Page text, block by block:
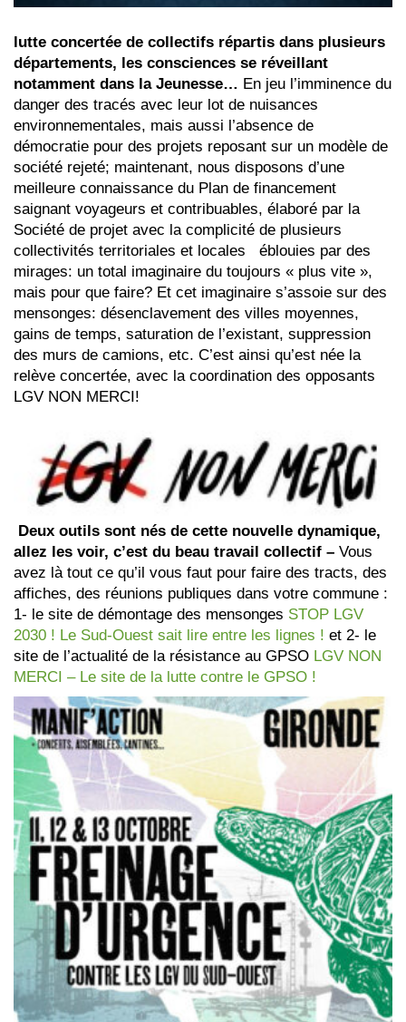
lutte concertée de collectifs répartis dans plusieurs
départements, les consciences se réveillant
notamment dans la Jeunesse… En jeu l’imminence du
danger des tracés avec leur lot de nuisances
environnementales, mais aussi l’absence de
démocratie pour des projets reposant sur un modèle de
société rejeté; maintenant, nous disposons d’une
meilleure connaissance du Plan de financement
saignant voyageurs et contribuables, élaboré par la
Société de projet avec la complicité de plusieurs
collectivités territoriales et locales éblouies par des
mirages: un total imaginaire du toujours « plus vite »,
mais pour que faire? Et cet imaginaire s’assoie sur des
mensonges: désenclavement des villes moyennes,
gains de temps, saturation de l’existant, suppression
des murs de camions, etc. C’est ainsi qu’est née la
relève concertée, avec la coordination des opposants
LGV NON MERCI!
Deux outils sont nés de cette nouvelle dynamique,
allez les voir, c’est du beau travail collectif – Vous
avez là tout ce qu’il vous faut pour faire des tracts, des
affiches, des réunions publiques dans votre commune :
1- le site de démontage des mensonges STOP LGV
2030 ! Le Sud-Ouest sait lire entre les lignes ! et 2- le
site de l’actualité de la résistance au GPSO LGV NON
MERCI – Le site de la lutte contre le GPSO !